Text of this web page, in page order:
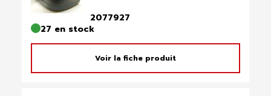
2077927
27 en stock
Voir la fiche produit